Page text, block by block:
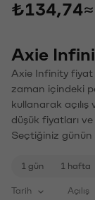
₺134,74≈
Axie
Axie Infinity fiyat
zaman içindeki
kullanarak
düşük fiyatları
Seçtiğiniz günün
1 gün 1 hafta
Tarih Açılış